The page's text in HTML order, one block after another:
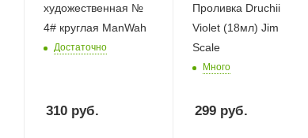
художественная №
4# круглая ManWah
Достаточно
310 руб.
Проливка Druchii
Violet (18мл) Jim
Scale
Много
299руб.